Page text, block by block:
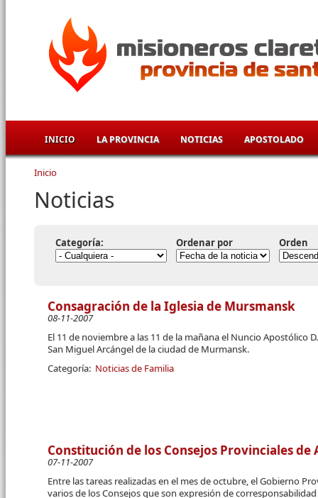
INICIO LA PROVINCIA NOTICIAS APOSTOLADO
Se encuentra usted aquí
Inicio
Noticias
Categoría: Ordenar por Orden
Consagración de la Iglesia de Mursmansk
08-11-2007
El 11 de noviembre a las 11 de la mañana el Nuncio Apostólico
San Miguel Arcángel de la ciudad de Murmansk.
Categoría: Noticias de Familia
Constitución de los Consejos Provinciales de
07-11-2007
Entre las tareas realizadas en el mes de octubre, el Gobierno
varios de los Consejos que son expresión de